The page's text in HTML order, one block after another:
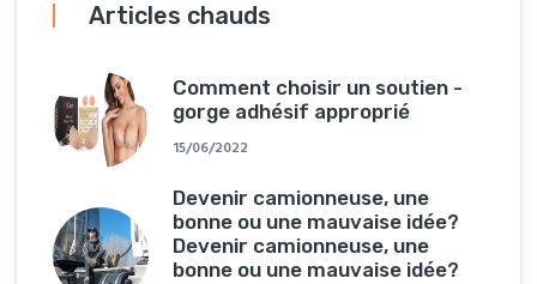
Articles chauds
Comment choisir un soutien -
gorge adhésif approprié
15/06/2022
Devenir camionneuse, une
bonne ou une mauvaise idée?
Devenir camionneuse, une
bonne ou une mauvaise idée?